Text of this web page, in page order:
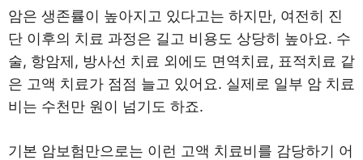
기암은 생존률이 높아지고 있다고는 하지만, 여전히 진
단 이후의 치료 과정은 길고 비용도 상당히 높아요. 수
술, 항암제, 방사선 치료 외에도 면역치료, 표적치료 같
은 고액 치료가 점점 늘고 있어요. 실제로 일부 암 치료
비는 수천만 원이 넘기도 하죠.
기본 암보험만으로는 이런 고액 치료비를 감당하기 어